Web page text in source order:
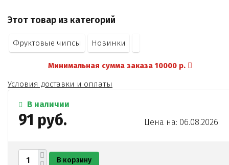
Этот товар из категорий
Фруктовые чипсы Новинки
Минимальная сумма заказа 10000 р.
Условия доставки и оплаты
В наличии
91 руб. Цена на: 06.08.2026
В корзину